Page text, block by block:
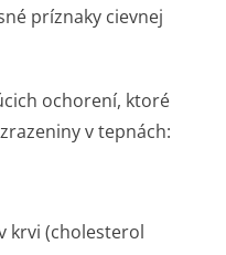
príznaky cievnej
ochorení, ktoré
v tepnách:
krvi (cholesterol